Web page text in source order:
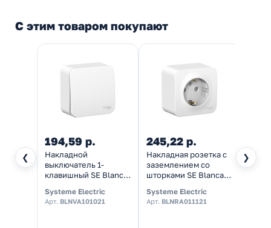
С этим товаром покупают
❮ ❯
194,59 р.
Накладной
выключатель 1-
клавишный SE Blanca
монтажная пластина
Systeme Electric
Арт. BLNVA101021
245,22 р.
Накладная розетка с
заземлением со
шторками SE Blanca
монтажная пластина
Systeme Electric
Арт. BLNRA011121
ая с